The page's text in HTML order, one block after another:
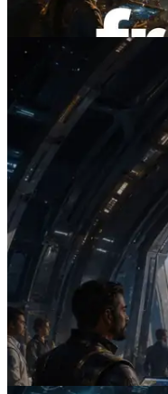
Lesen Sie diesen Artikel
2026.07.04
ERPC startet
Der Beginn
APIs bei Bedarf
Lesen Sie diesen Artikel